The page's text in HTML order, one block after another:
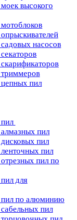
высокого
насосов
пил
пил
пил
пил
пил по
для
пил по алюминию
пил